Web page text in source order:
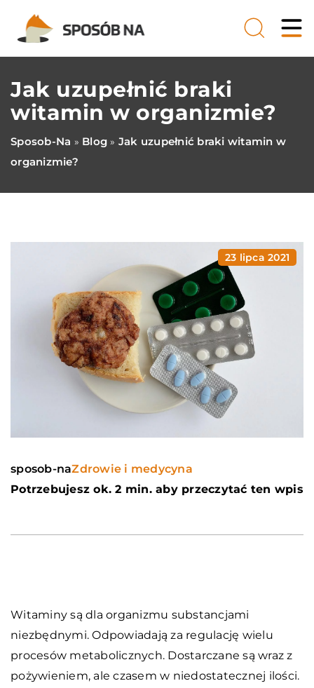
Jak uzupełnić braki
witamin w organizmie?
Sposob-Na » Blog » Jak uzupełnić braki witamin w
organizmie?
23 lipca 2021
sposob-naZdrowie i medycyna
Potrzebujesz ok. 2 min. aby przeczytać ten wpis
Witaminy są dla organizmu substancjami
niezbędnymi. Odpowiadają za regulację wielu
procesów metabolicznych. Dostarczane są wraz z
pożywieniem, ale czasem w niedostatecznej ilości.